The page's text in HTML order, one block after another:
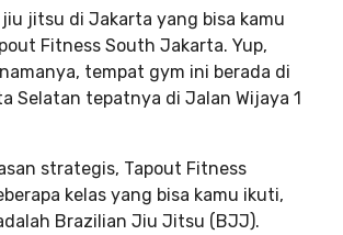
jitsu di Jakarta yang bisa kamu
Fitness South Jakarta. Yup,
tempat gym ini berada di
Selatan tepatnya di Jalan Wijaya 1
strategis, Tapout Fitness
kelas yang bisa kamu ikuti,
Brazilian Jiu Jitsu (BJJ).